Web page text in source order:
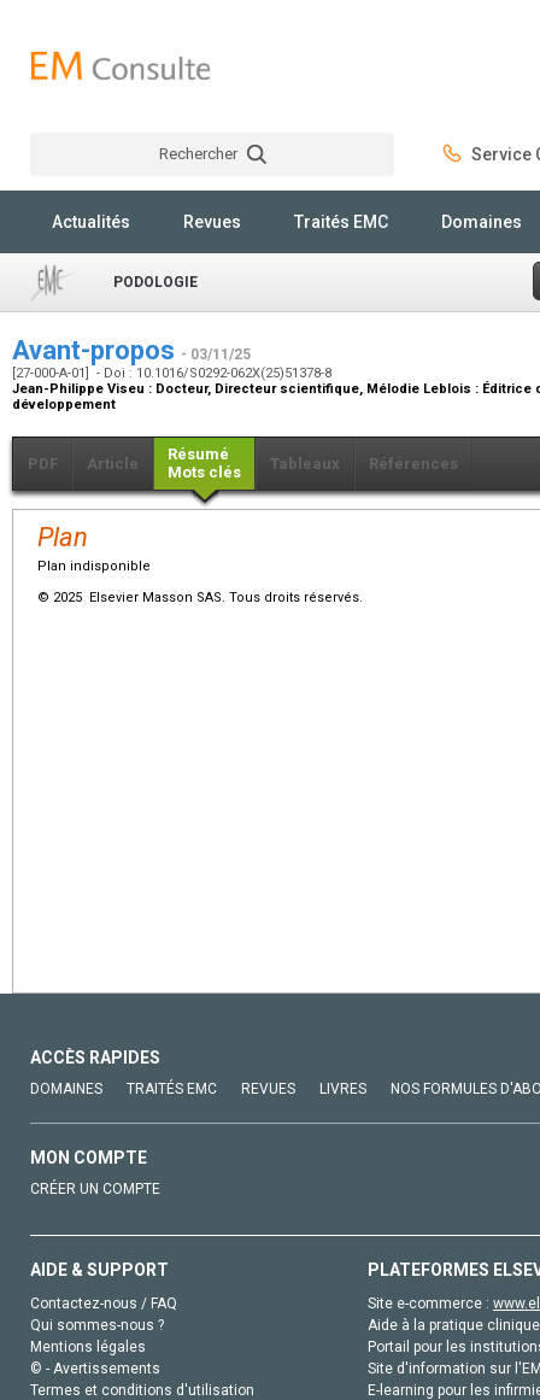
Rechercher Service
Actualités Revues Traités EMC Domaines
PODOLOGIE
Avant-propos - 03/11/25
[27-000-A-01] - Doi : 10.1016/S0292-062X(25)51378-8
Jean-Philippe Viseu : Docteur, Directeur scientifique, Mélodie Leblois : Éditrice
développement
PDF Article
Résumé
Mots clés
Tableaux Références
Plan
Plan indisponible
© 2025 Elsevier Masson SAS. Tous droits réservés.
ACCÈS RAPIDES
DOMAINES TRAITÉS EMC REVUES LIVRES NOS FORMULES
MON COMPTE
CRÉER UN COMPTE
AIDE & SUPPORT
Contactez-nous / FAQ
Qui sommes-nous ?
Mentions légales
© - Avertissements
Termes et conditions d'utilisation
PLATEFORMES
Site e-commerce :
Aide à la pratique
Portail pour les
Site d'information sur
E-learning pour les